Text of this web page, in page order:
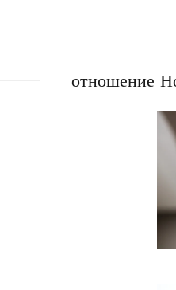
отношение